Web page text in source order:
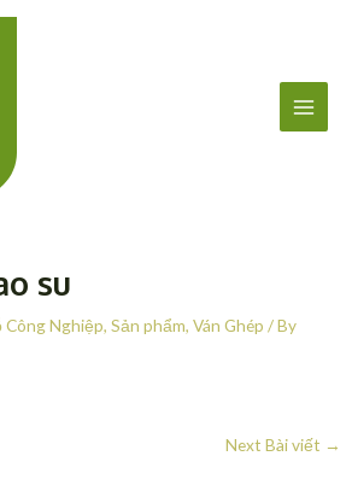
su
Công Nghiệp,Sản phẩm,Ván Ghép / By
Next Bài viết →